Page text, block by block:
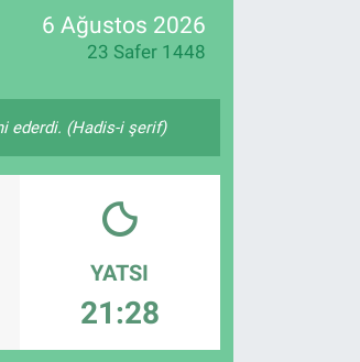
6 Ağustos 2026
23 Safer 1448
ederdi. (Hadis-i şerif)
YATSI
21:28